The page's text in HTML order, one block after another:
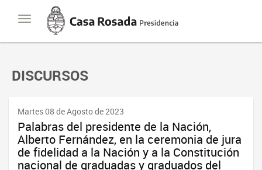
Toggle
navigation
Casa
Rosada
Presidencia
de
DISCURSOS
Martes 08 de Agosto de 2023
Palabras del presidente de la Nación,
Alberto Fernández, en la ceremonia de jura
de fidelidad a la Nación y a la Constitución
nacional de graduadas y graduados del